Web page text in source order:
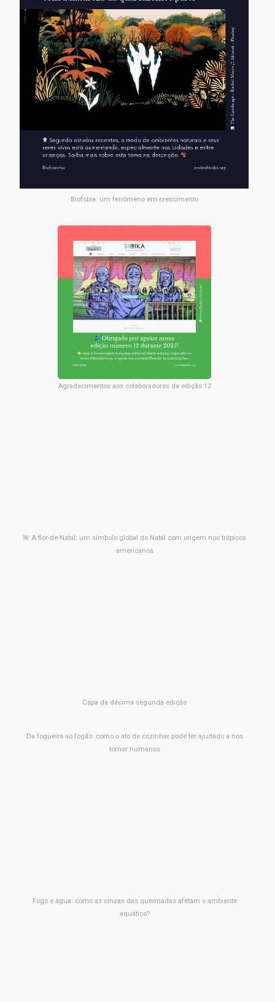
Biofobia: um fenômeno em crescimento
Agradecimentos aos colaboradores da edição 12
🌺 A flor-de-Natal: um símbolo global do Natal com origem nos trópicos
americanos
Capa da décima segunda edição
Da fogueira ao fogão: como o ato de cozinhar pode ter ajudado a nos
tornar humanos
Fogo e água: como as cinzas das queimadas afetam o ambiente
aquático?